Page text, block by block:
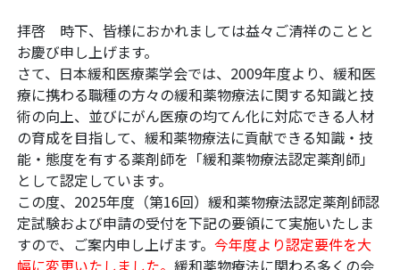
拝啓 時下、皆様におかれましては益々ご清祥のことと
お慶び申し上げます。
さて、日本緩和医療薬学会では、2009年度より、緩和医
療に携わる職種の方々の緩和薬物療法に関する知識と技
術の向上、並びにがん医療の均てん化に対応できる人材
の育成を目指して、緩和薬物療法に貢献できる知識・技
能・態度を有する薬剤師を「緩和薬物療法認定薬剤師」
として認定しています。
この度、2025年度（第16回）緩和薬物療法認定薬剤師認
定試験および申請の受付を下記の要領にて実施いたしま
すので、ご案内申し上げます。 今年度より認定要件を大